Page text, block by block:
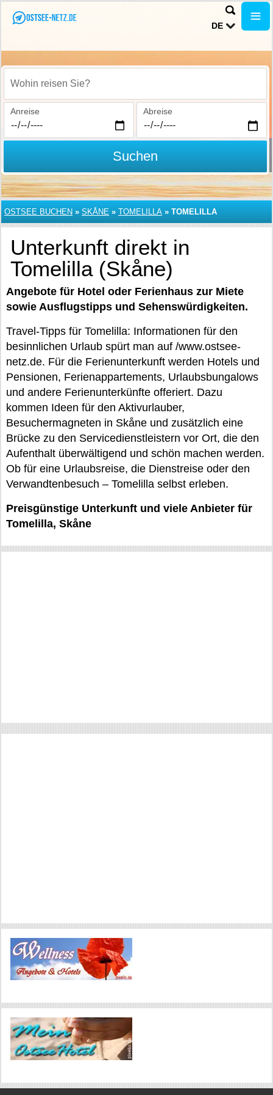
DE
Wohin reisen Sie?
Anreise Abreise
Suchen
OSTSEE BUCHEN » SKÅNE » TOMELILLA » TOMELILLA
Unterkunft direkt in
Tomelilla (Skåne)
Angebote für Hotel oder Ferienhaus zur Miete
sowie Ausflugstipps und Sehenswürdigkeiten.
Travel-Tipps für Tomelilla: Informationen für den
besinnlichen Urlaub spürt man auf /www.ostsee-
netz.de. Für die Ferienunterkunft werden Hotels und
Pensionen, Ferienappartements, Urlaubsbungalows
und andere Ferienunterkünfte offeriert. Dazu
kommen Ideen für den Aktivurlauber,
Besuchermagneten in Skåne und zusätzlich eine
Brücke zu den Servicedienstleistern vor Ort, die den
Aufenthalt überwältigend und schön machen werden.
Ob für eine Urlaubsreise, die Dienstreise oder den
Verwandtenbesuch – Tomelilla selbst erleben.
Preisgünstige Unterkunft und viele Anbieter für
Tomelilla, Skåne